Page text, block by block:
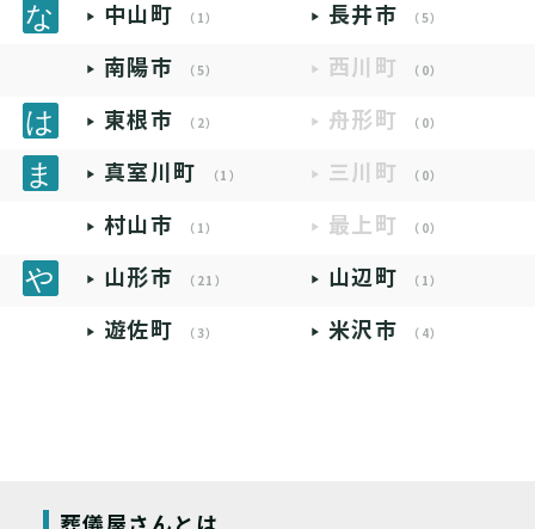
中山町 （1） 長井市 （5）
南陽市 （5） 西川町 （0）
東根市 （2） 舟形町 （0）
真室川町 （1） 三川町 （0）
村山市 （1） 最上町 （0）
山形市 （21） 山辺町 （1）
遊佐町 （3） 米沢市 （4）